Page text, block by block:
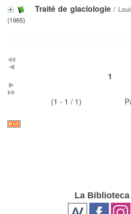
Traité de glaciologie/
(1965)
1
(1 - 1 / 1)
La Biblioteca